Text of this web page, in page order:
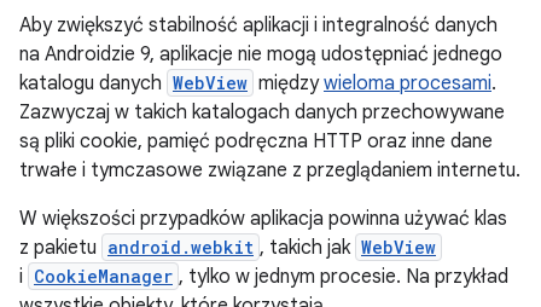
Aby zwiększyć stabilność aplikacji i integralność danych
na Androidzie 9, aplikacje nie mogą udostępniać jednego
katalogu danych WebView międzywieloma procesami.
Zazwyczaj w takich katalogach danych przechowywane
są pliki cookie, pamięć podręczna HTTP oraz inne dane
trwałe i tymczasowe związane z przeglądaniem internetu.
W większości przypadków aplikacja powinna używać klas
z pakietu android.webkit , takich jak WebView
i CookieManager , tylko w jednym procesie. Na przykład